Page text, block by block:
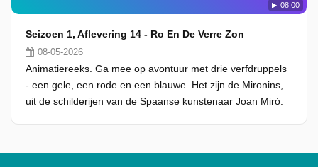
08:00
Seizoen 1, Aflevering 14 - Ro En De Verre Zon
08-05-2026
Animatiereeks. Ga mee op avontuur met drie verfdruppels
- een gele, een rode en een blauwe. Het zijn de Mironins,
uit de schilderijen van de Spaanse kunstenaar Joan Miró.